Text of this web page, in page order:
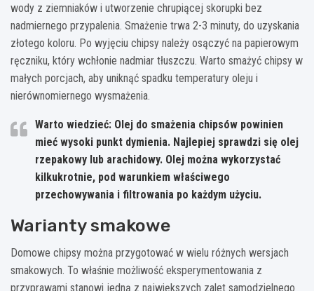
wody z ziemniaków i utworzenie chrupiącej skorupki bez
nadmiernego przypalenia. Smażenie trwa 2-3 minuty, do uzyskania
złotego koloru. Po wyjęciu chipsy należy osączyć na papierowym
ręczniku, który wchłonie nadmiar tłuszczu. Warto smażyć chipsy w
małych porcjach, aby uniknąć spadku temperatury oleju i
nierównomiernego wysmażenia.
Warto wiedzieć: Olej do smażenia chipsów powinien
mieć wysoki punkt dymienia. Najlepiej sprawdzi się olej
rzepakowy lub arachidowy. Olej można wykorzystać
kilkukrotnie, pod warunkiem właściwego
przechowywania i filtrowania po każdym użyciu.
Warianty smakowe
Domowe chipsy można przygotować w wielu różnych wersjach
smakowych. To właśnie możliwość eksperymentowania z
przyprawami stanowi jedną z największych zalet samodzielnego